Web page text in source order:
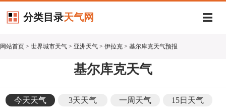
分类目录天气网
网站首页 > 世界城市天气 > 亚洲天气 > 伊拉克 > 基尔库克天气预报
基尔库克天气
今天天气 3天天气 一周天气 15日天气